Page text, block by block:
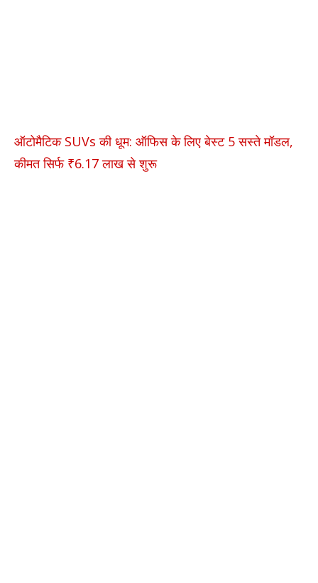
ऑटोमैटिक SUVs की धूम: ऑफिस के लिए बेस्ट 5 सस्ते मॉडल,
कीमत सिर्फ ₹6.17 लाख से शुरू